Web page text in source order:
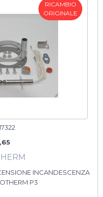
RICAMBIO
ORIGINALE
INCANDESCENZA
P3